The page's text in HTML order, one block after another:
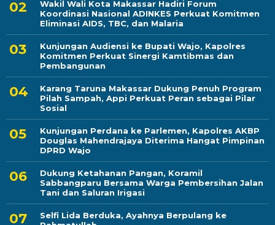
Wakil Wali Kota Makassar Hadiri Forum
Koordinasi Nasional ADINKES Perkuat Komitmen
Eliminasi AIDS, TBC, dan Malaria
Kunjungan Audiensi ke Bupati Wajo, Kapolres
Komitmen Perkuat Sinergi Kamtibmas dan
Pembangunan
Karang Taruna Makassar Dukung Penuh Program
Pilah Sampah, Appi Perkuat Peran sebagai Pilar
Sosial
Kunjungan Perdana ke Parlemen, Kapolres AKBP
Douglas Mahendrajaya Diterima Hangat Pimpinan
DPRD Wajo
Dukung Ketahanan Pangan, Koramil
Sabbangparu Bersama Warga Pembersihan Jalan
Tani dan Saluran Irigasi
Selfi Lida Berduka, Ayahnya Berpulang ke